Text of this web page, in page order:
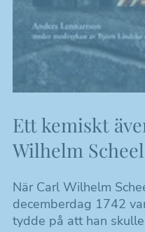
Ett kemiskt
Wilhelm
När Carl Wilhelm
decemberdag 1742
tydde på att han